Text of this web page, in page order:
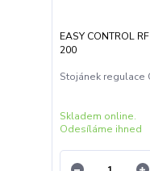
EASY CONTROL
200
Stojánek regulace
Skladem online.
Odesíláme ihned